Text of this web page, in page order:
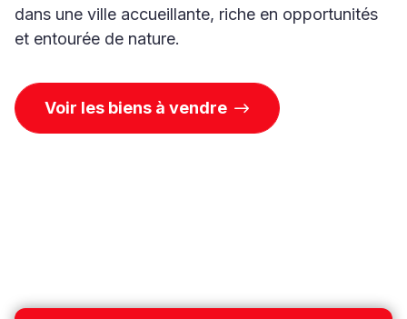
dans une ville accueillante, riche en opportunités
et entourée de nature.
Voir les biens à vendre